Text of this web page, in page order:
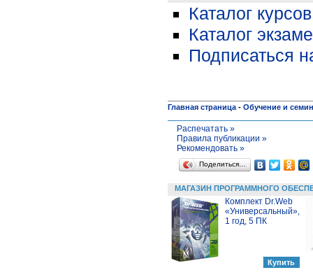
Каталог курсов
Каталог
Подписаться
Главная страница - Обучение и
Распечатать »
Правила публикации »
Рекомендовать »
Поделиться…
МАГАЗИН ПРОГРАММНОГО
Комплект Dr.Web
«Универсальный»,
1 год, 5 ПК